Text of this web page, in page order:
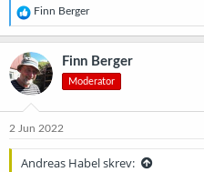
R
e
a
k
s
j
o
e
Finn Berger
Finn Berger
Moderator
2 Jun 2022
Andreas Habel skrev: